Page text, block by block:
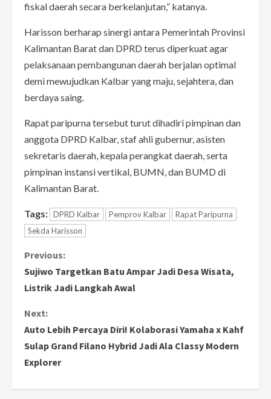
fiskal daerah secara berkelanjutan,” katanya.
Harisson berharap sinergi antara Pemerintah Provinsi
Kalimantan Barat dan DPRD terus diperkuat agar
pelaksanaan pembangunan daerah berjalan optimal
demi mewujudkan Kalbar yang maju, sejahtera, dan
berdaya saing.
Rapat paripurna tersebut turut dihadiri pimpinan dan
anggota DPRD Kalbar, staf ahli gubernur, asisten
sekretaris daerah, kepala perangkat daerah, serta
pimpinan instansi vertikal, BUMN, dan BUMD di
Kalimantan Barat.
Tags: DPRD Kalbar Pemprov Kalbar
Rapat Paripurna
Sekda Harisson
C
o
n
t
i
n
Previous:
Sujiwo Targetkan Batu Ampar Jadi Desa Wisata,
Listrik Jadi Langkah Awal
Next:
Auto Lebih Percaya Diri! Kolaborasi Yamaha x Kahf
Sulap Grand Filano Hybrid Jadi Ala Classy Modern
Explorer